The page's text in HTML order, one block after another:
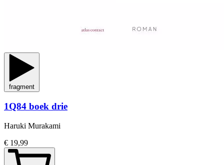
fragment
1Q84 boek drie
Haruki Murakami
€ 19,99